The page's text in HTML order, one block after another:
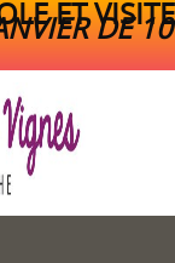
ET VISITE
DE 10